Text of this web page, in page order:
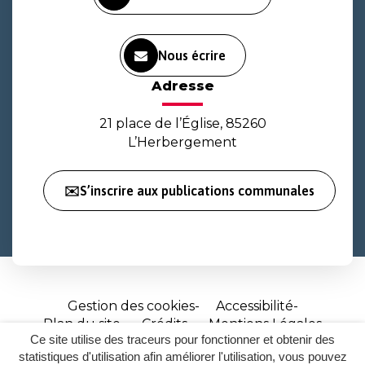
Ce site utilise des traceurs pour fonctionner et obtenir des
statistiques d'utilisation afin améliorer l'utilisation, vous pouvez
Nous écrire
Adresse
21 place de l’Église, 85260
L’Herbergement
✉️S’inscrire aux publications communales
Gestion des cookies
Accessibilité
Plan du site
Crédits
Mentions Légales
Site